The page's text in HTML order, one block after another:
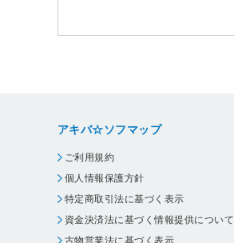
アキバ☆ソフマップ
ご利用規約
個人情報保護方針
特定商取引法に基づく表示
資金決済法に基づく情報提供について
古物営業法に基づく表示